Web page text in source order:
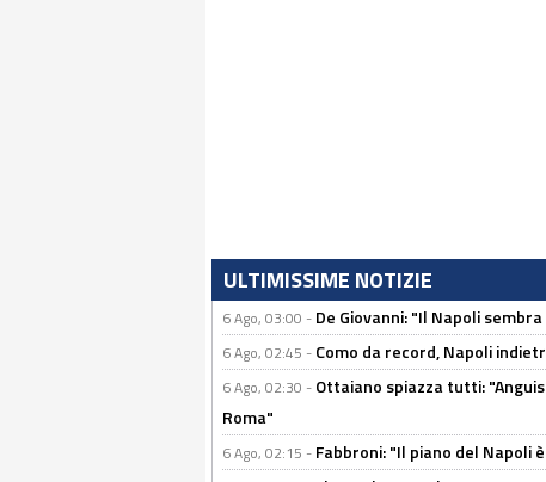
ULTIMISSIME NOTIZIE
6 Ago, 03:00 - De Giovanni: "Il Napoli
6 Ago, 02:45 - Como da record, Napoli
6 Ago, 02:30 - Ottaiano spiazza tutti:
Roma"
6 Ago, 02:15 - Fabbroni: "Il piano del Napoli